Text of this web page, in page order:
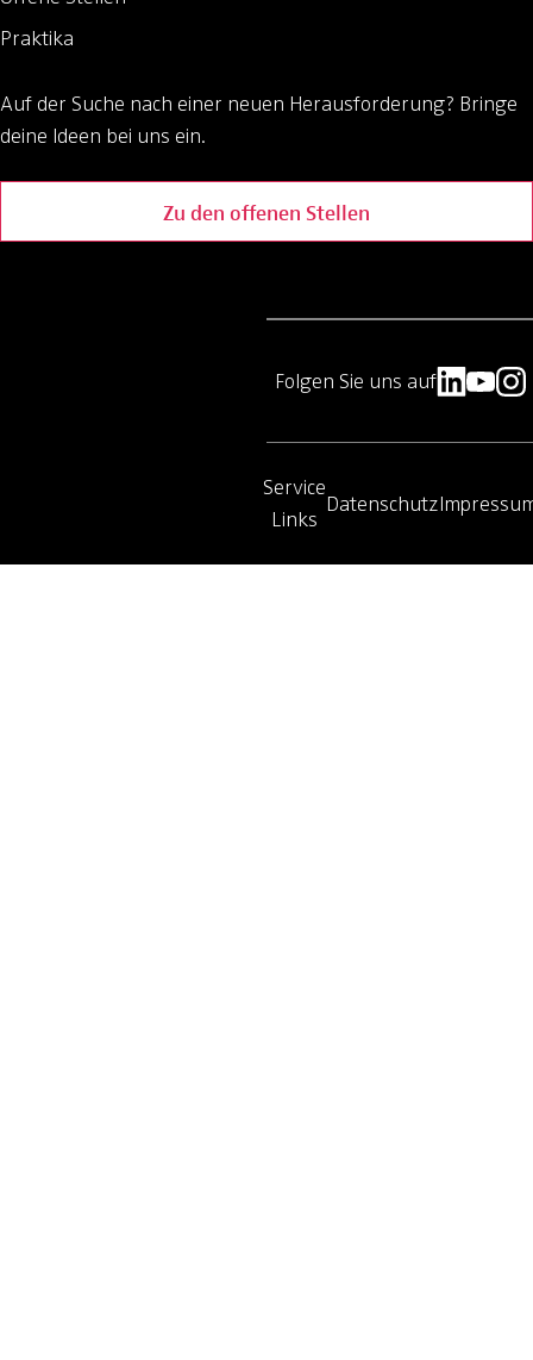
Praktika
Auf der Suche nach einer neuen Herausforderung? Bringe
deine Ideen bei uns ein.
Zu den offenen Stellen
Service
Links
Datenschutz
Folgen Sie uns auf